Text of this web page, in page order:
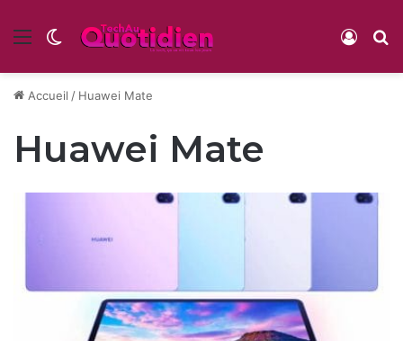
Menu Switch skin
Accueil / Huawei Mate
Huawei Mate